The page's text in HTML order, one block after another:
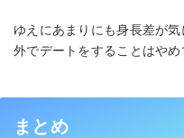
ゆえにあまりにも身長差が
外でデートをすることはやめ
まとめ